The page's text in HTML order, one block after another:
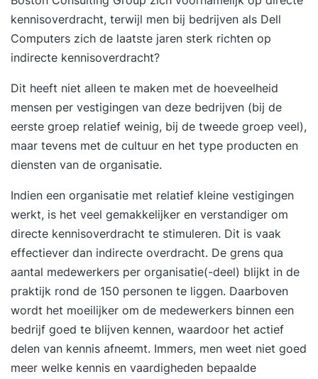
kennisoverdracht, terwijl men bij bedrijven als Dell
Computers zich de laatste jaren sterk richten op
indirecte kennisoverdracht?
Dit heeft niet alleen te maken met de hoeveelheid
mensen per vestigingen van deze bedrijven (bij de
eerste groep relatief weinig, bij de tweede groep veel),
maar tevens met de cultuur en het type producten en
diensten van de organisatie.
Indien een organisatie met relatief kleine vestigingen
werkt, is het veel gemakkelijker en verstandiger om
directe kennisoverdracht te stimuleren. Dit is vaak
effectiever dan indirecte overdracht. De grens qua
aantal medewerkers per organisatie(-deel) blijkt in de
praktijk rond de 150 personen te liggen. Daarboven
wordt het moeilijker om de medewerkers binnen een
bedrijf goed te blijven kennen, waardoor het actief
delen van kennis afneemt. Immers, men weet niet goed
meer welke kennis en vaardigheden bepaalde